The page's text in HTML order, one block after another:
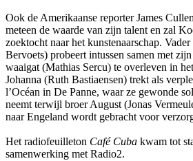
Ook de Amerikaanse reporter James
meteen de waarde van zijn talent en zal
zoektocht naar het kunstenaarschap.
Bervoets) probeert intussen samen met
waaigat (Mathias Sercu) te overleven in
Johanna (Ruth Bastiaensen) trekt als
l’Océan in De Panne, waar ze gewonde
neemt terwijl broer August (Jonas
naar Engeland wordt gebracht voor
Het radiofeuilleton Café Cuba kwam tot
samenwerking met Radio2.